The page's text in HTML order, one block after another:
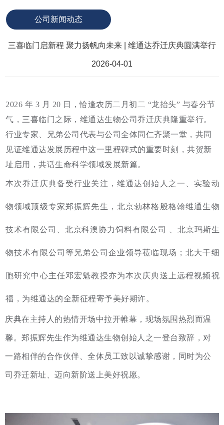
公司新闻动态
三喜临门启新程 聚力扬帆向未来 | 维通达乔迁庆典圆满举行
2026-04-01
2026 年 3 月 20 日，恰逢农历二月初二 “龙抬头” 与春分节
气，三喜临门之际，维通达生物公司乔迁庆典隆重举行。
行业专家、兄弟公司代表与公司全体同仁齐聚一堂，共同
见证维通达发展历程中这一里程碑式的重要时刻，共贺新
址启用，共话生命科学领域发展新篇。
本次乔迁庆典备受行业关注，维通达创始人之一、实验动
物领域顶级专家郑振辉先生，北京勃林格殷格翰维通生物
技术有限公司、北京科澳协力饲料有限公司 、北京玛斯生
物技术有限公司等兄弟公司企业领导莅临现场；北大干细
胞研究中心主任邓宏魁教授亦为本次庆典送上远程视频祝
福，为维通达的全新征程寄予美好期许。
庆典在主持人的热情开场中拉开帷幕，现场氛围热烈而温
馨。郑振辉先生作为维通达生物创始人之一登台致辞，对
一路相伴的合作伙伴、全体员工致以诚挚感谢，同时为公
司乔迁新址、迈向新阶送上美好祝愿。